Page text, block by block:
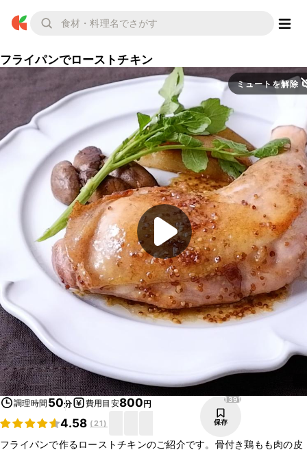
フライパンでローストチキン
ミュートを解除
調理時間 50分 費用目安800円
4.58 (21)
1391
保存
フライパンで作るローストチキンのご紹介です。骨付き鶏もも肉の皮